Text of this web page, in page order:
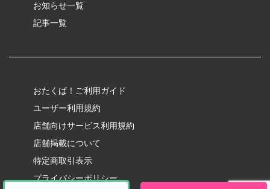
お知らせ一覧
記事一覧
おたくば！ご利用ガイド
ユーザー利用規約
店舗向けサービス利用規約
店舗掲載について
特定商取引表示
プライバシーポリシー